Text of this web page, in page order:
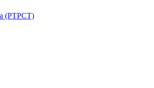
(PTPCT)